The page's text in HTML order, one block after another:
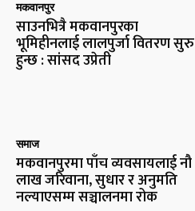
मकवानपुर
साउनभित्रै मकवानपुरका
भूमिहीनलाई लालपुर्जा वितरण सुरु
हुन्छ : सांसद उप्रेती
समाज
मकवानपुरमा पाँच व्यवसायलाई नौ
लाख जरिवाना, सुधार र अनुमति
नल्याएसम्म सञ्चालनमा रोक